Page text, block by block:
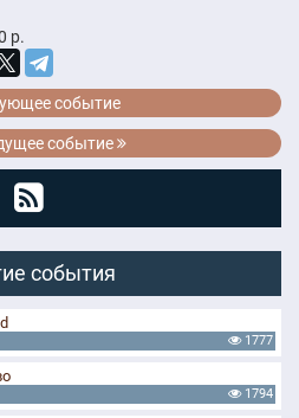
р.
событие
событие
события
1777
1794